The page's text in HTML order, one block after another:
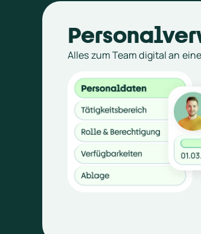
Alles zum Team digital an